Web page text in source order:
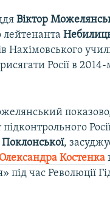
Віктор
лейтенанта
Нахімовського
Росії в
Поклонської,
Олександра Костенка
під час Революції